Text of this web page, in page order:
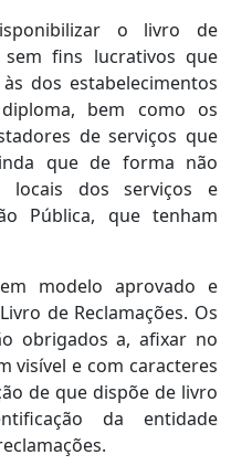
o livro de
sem fins lucrativos que
dos estabelecimentos
bem como os
de serviços que
que de forma não
locais dos serviços e
Pública, que tenham
modelo aprovado e
de Reclamações. Os
obrigados a, afixar no
visível e com caracteres
de que dispõe de livro
da entidade